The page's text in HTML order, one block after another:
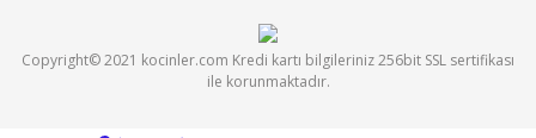
Copyright© 2021 kocinler.com Kredi kartı bilgileriniz 256bit SSL sertifikası
ile korunmaktadır.